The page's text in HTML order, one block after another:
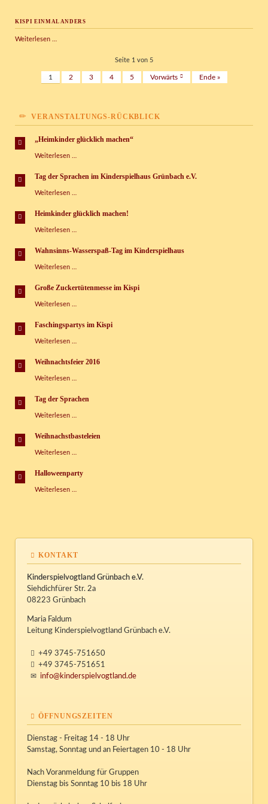
KISPI EINMAL ANDERS
Weiterlesen …
Seite 1 von 5
1 2 3 4 5 Vorwärts Ende »
VERANSTALTUNGS-RÜCKBLICK
„Heimkinder glücklich machen“
Weiterlesen …
machen“
Tag der Sprachen im Kinderspielhaus Grünbach e.V.
Weiterlesen …
Sprachen
Kinderspielhaus
e.V.
Heimkinder glücklich machen!
Weiterlesen …
machen!
Wahnsinns-Wasserspaß-Tag im Kinderspielhaus
Weiterlesen …
Tag
Kinderspielhaus
Große Zuckertütenmesse im Kispi
Weiterlesen …
im
Faschingspartys im Kispi
Weiterlesen …
Kispi
Weihnachtsfeier 2016
Weiterlesen …
Tag der Sprachen
Weiterlesen …
Sprachen
Weihnachstbasteleien
Weiterlesen …
Halloweenparty
Weiterlesen …
KONTAKT
Kinderspielvogtland Grünbach e.V.
Siehdichfürer Str. 2a
08223 Grünbach
Maria Faldum
Leitung Kinderspielvogtland Grünbach e.V.
+49 3745-751650
+49 3745-751651
info@kinderspielvogtland.de
ÖFFNUNGSZEITEN
Dienstag - Freitag 14 - 18 Uhr
Samstag, Sonntag und an Feiertagen 10 - 18 Uhr
Nach Voranmeldung für Gruppen
Dienstag bis Sonntag 10 bis 18 Uhr